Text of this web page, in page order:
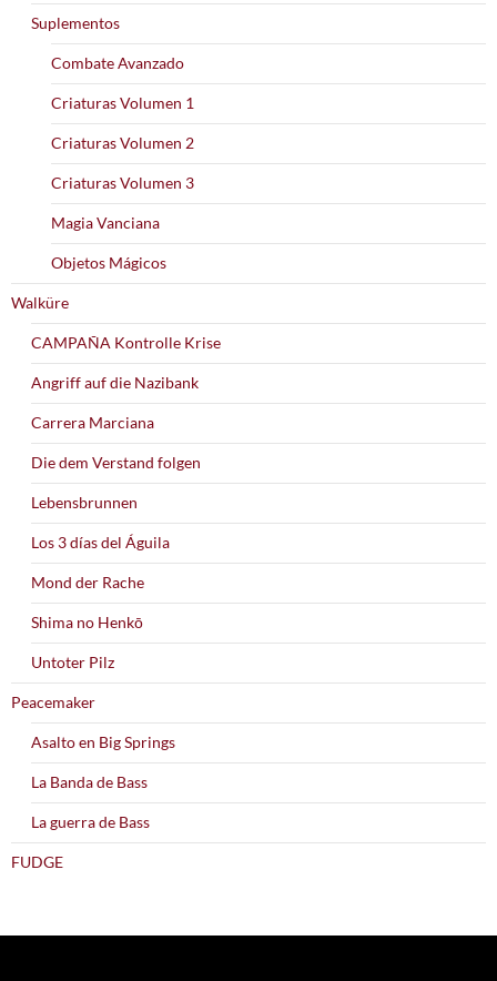
Suplementos
Combate Avanzado
Criaturas Volumen 1
Criaturas Volumen 2
Criaturas Volumen 3
Magia Vanciana
Objetos Mágicos
Walküre
CAMPAÑA Kontrolle Krise
Angriff auf die Nazibank
Carrera Marciana
Die dem Verstand folgen
Lebensbrunnen
Los 3 días del Águila
Mond der Rache
Shima no Henkō
Untoter Pilz
Peacemaker
Asalto en Big Springs
La Banda de Bass
La guerra de Bass
FUDGE